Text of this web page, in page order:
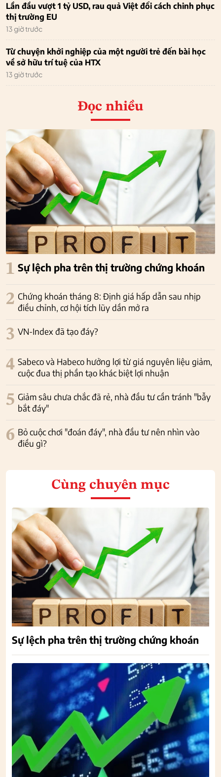
Lần đầu vượt 1 tỷ USD, rau quả Việt đổi cách chinh phục
thị trường EU
13 giờ trước
Từ chuyện khởi nghiệp của một người trẻ đến bài học
về sở hữu trí tuệ của HTX
13 giờ trước
Đọc nhiều
1 Sự lệch pha trên thị trường chứng khoán
2 Chứng khoán tháng 8: Định giá hấp dẫn sau nhịp
điều chỉnh, cơ hội tích lũy dần mở ra
3 VN-Index đã tạo đáy?
4 Sabeco và Habeco hưởng lợi từ giá nguyên liệu giảm,
cuộc đua thị phần tạo khác biệt lợi nhuận
5 Giảm sâu chưa chắc đã rẻ, nhà đầu tư cần tránh "bẫy
bắt đáy"
6 Bỏ cuộc chơi "đoán đáy", nhà đầu tư nên nhìn vào
điều gì?
Cùng chuyên mục
Sự lệch pha trên thị trường chứng khoán